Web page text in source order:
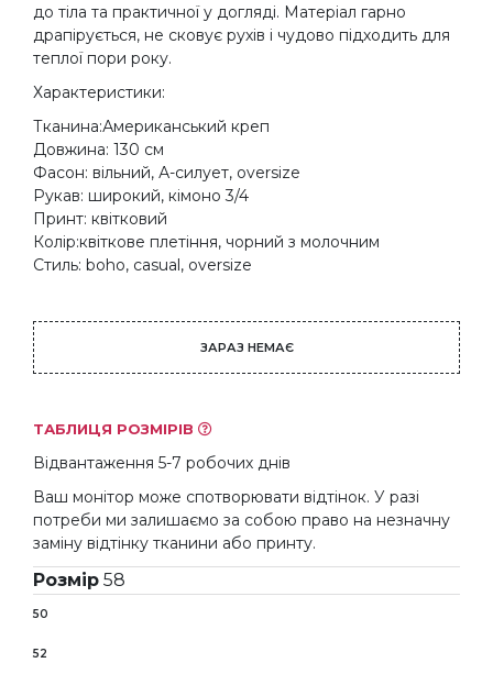
до тіла та практичної у догляді. Матеріал гарно
драпірується, не сковує рухів і чудово підходить для
теплої пори року.
Характеристики:
Тканина:Американський креп
Довжина: 130 см
Фасон: вільний, А-силует, oversize
Рукав: широкий, кімоно 3/4
Принт: квітковий
Колір:квіткове плетіння, чорний з молочним
Стиль: boho, casual, oversize
ЗАРАЗ НЕМАЄ
ТАБЛИЦЯ РОЗМІРІВ
Відвантаження 5-7 робочих днів
Ваш монітор може спотворювати відтінок. У разі
потреби ми залишаємо за собою право на незначну
заміну відтінку тканини або принту.
Розмір 58
50
52